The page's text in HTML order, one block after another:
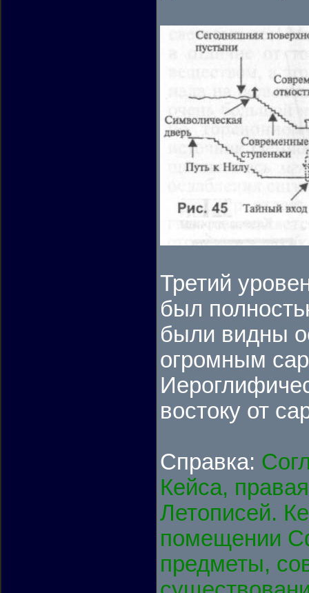
Третий
был
были видны
огромным
востоку от
Справка:
Кейса,
Летописей.
помещении
предметы,